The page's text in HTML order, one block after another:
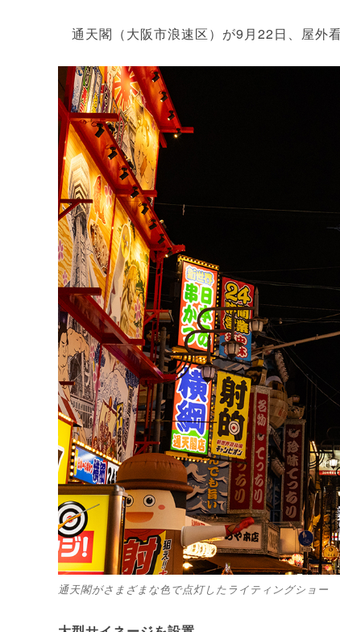
通天閣（大阪市浪速区）が9月22日、屋外
通天閣がさまざまな色で点灯したライティングショー